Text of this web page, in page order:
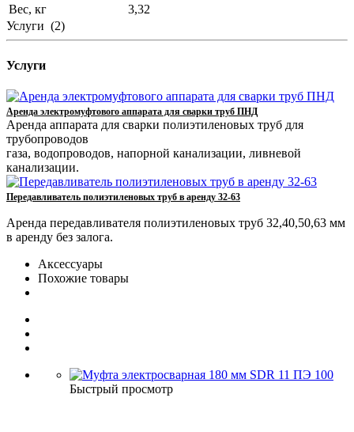
Вес, кг
3,32
Услуги (2)
Услуги
Аренда электромуфтового аппарата для сварки труб ПНД
Аренда аппарата для сварки полиэтиленовых труб для
трубопроводов
газа, водопроводов, напорной канализации, ливневой
канализации.
Передавливатель полиэтиленовых труб в аренду 32-63
Аренда передавливателя полиэтиленовых труб 32,40,50,63 мм
в аренду без залога.
Аксессуары
Похожие товары
Быстрый просмотр